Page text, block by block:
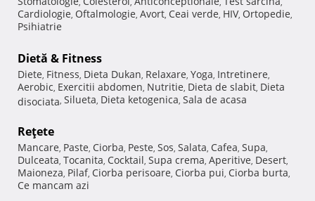
Cardiologie, Oftalmologie, Avort, Ceai verde, HIV, Ortopedie,
Psihiatrie
Dietă & Fitness
Diete, Fitness, Dieta Dukan, Relaxare, Yoga, Intretinere,
Aerobic, Exercitii abdomen, Nutritie, Dieta de slabit, Dieta
disociata, Silueta, Dieta ketogenica, Sala de acasa
Reţete
Mancare, Paste, Ciorba, Peste, Sos, Salata, Cafea, Supa,
Dulceata, Tocanita, Cocktail, Supa crema, Aperitive, Desert,
Maioneza, Pilaf, Ciorba perisoare, Ciorba pui, Ciorba burta,
Ce mancam azi